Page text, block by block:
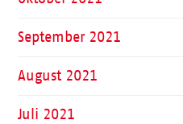
September 2021
August 2021
Juli 2021